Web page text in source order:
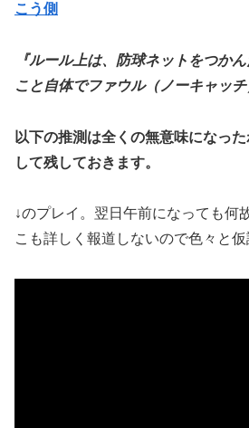
こう側
『ルール上は、防球ネットをつか
こと自体でファウル（ノーキャッチ
以下の推測は全くの無意味になっ
して残しておきます。
↓のプレイ。翌日午前になっても何
こも詳しく報道しないので色々と仮